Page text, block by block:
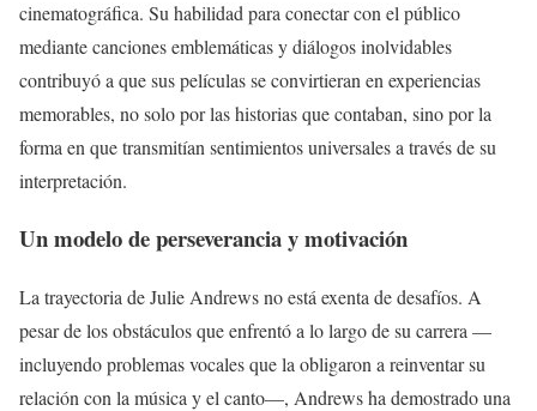
cinematográfica. Su habilidad para conectar con el público
mediante canciones emblemáticas y diálogos inolvidables
contribuyó a que sus películas se convirtieran en experiencias
memorables, no solo por las historias que contaban, sino por la
forma en que transmitían sentimientos universales a través de su
interpretación.
Un modelo de perseverancia y motivación
La trayectoria de Julie Andrews no está exenta de desafíos. A
pesar de los obstáculos que enfrentó a lo largo de su carrera —
incluyendo problemas vocales que la obligaron a reinventar su
relación con la música y el canto—, Andrews ha demostrado una